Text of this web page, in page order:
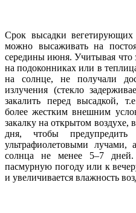
Срок высадки
можно высаживать на
середины июня. Учитывая
на подоконниках или в
на солнце, не получали
излучения (стекло
закалить перед высадкой,
более жестким внешним
закалку на открытом воздухе,
дня, чтобы
ультрафиолетовыми
солнца не менее 5–7
пасмурную погоду или к
и увеличивается влажность